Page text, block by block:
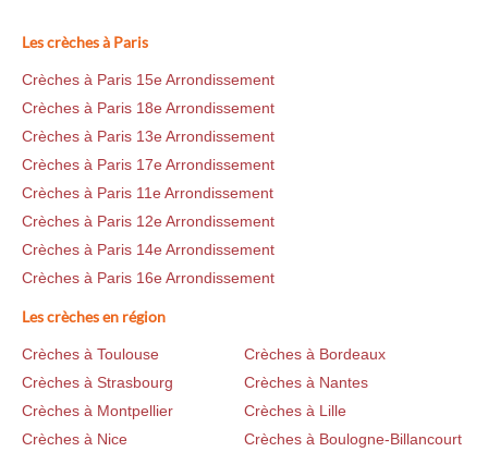
Les crèches à Paris
Crèches à Paris 15e Arrondissement
Crèches à Paris 18e Arrondissement
Crèches à Paris 13e Arrondissement
Crèches à Paris 17e Arrondissement
Crèches à Paris 11e Arrondissement
Crèches à Paris 12e Arrondissement
Crèches à Paris 14e Arrondissement
Crèches à Paris 16e Arrondissement
Les crèches en région
Crèches à Toulouse
Crèches à Bordeaux
Crèches à Strasbourg
Crèches à Nantes
Crèches à Montpellier
Crèches à Lille
Crèches à Nice
Crèches à Boulogne-Billancourt